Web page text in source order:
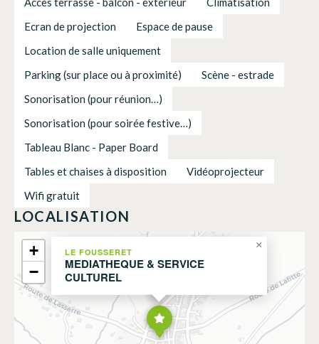
Ecran de projection
Espace de pause
Location de salle uniquement
Parking (sur place ou à proximité)
Scène - estrade
Sonorisation (pour réunion…)
Sonorisation (pour soirée festive…)
Tableau Blanc - Paper Board
Tables et chaises à disposition
Vidéoprojecteur
Wifi gratuit
LOCALISATION
LE FOUSSERET
MEDIATHEQUE & SERVICE
CULTUREL
×
+
−